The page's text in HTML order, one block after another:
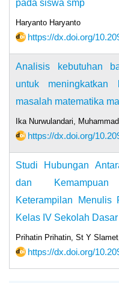
pada siswa smp
Haryanto Haryanto
https://dx.doi.org/
Analisis kebutuhan
untuk meningkatkan
masalah matematika
Ika Nurwulandari,
https://dx.doi.org/
Studi Hubungan
dan
Keterampilan
Kelas IV Sekolah Dasar
Prihatin Prihatin, St Y
https://dx.doi.org/